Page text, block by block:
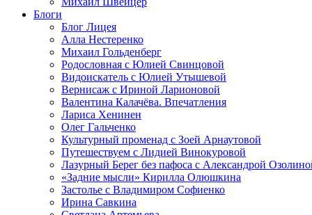
Блоги
Блог Лицея
Алла Нестеренко
Михаил Гольденберг
Родословная с Юлией Свинцовой
Видоискатель с Юлией Утышевой
Вернисаж с Ириной Ларионовой
Валентина Калачёва. Впечатления
Лариса Хенинен
Олег Гальченко
Культурный променад с Зоей Арнаутовой
Путешествуем с Лидией Винокуровой
Лазурный Берег без пафоса с Александрой
«Задние мысли» Кирилла Олюшкина
Застолье с Владимиром Софиенко
Ирина Савкина